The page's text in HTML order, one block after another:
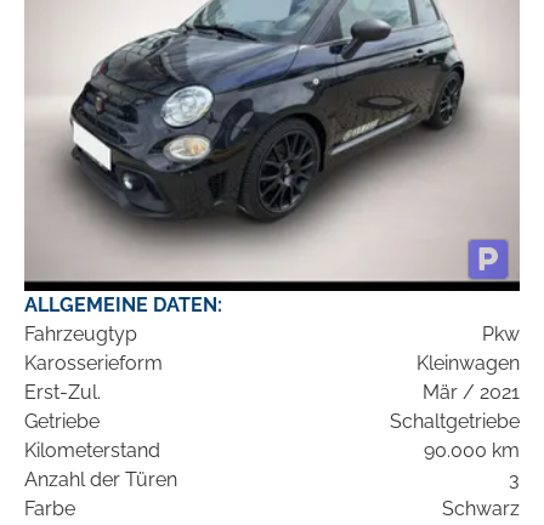
ALLGEMEINE DATEN:
Fahrzeugtyp
Pkw
Karosserieform
Kleinwagen
Erst-Zul.
Mär / 2021
Getriebe
Schaltgetriebe
Kilometerstand
90.000 km
Anzahl der Türen
3
Farbe
Schwarz